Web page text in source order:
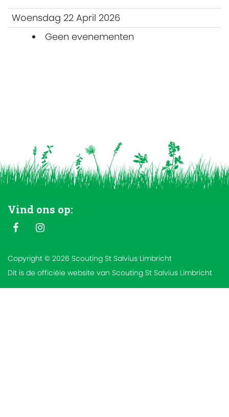
Woensdag 22 April 2026
Geen evenementen
Vind ons op:
Copyright © 2026 Scouting St Salvius Limbricht
Dit is de officiële website van Scouting St Salvius Limbricht